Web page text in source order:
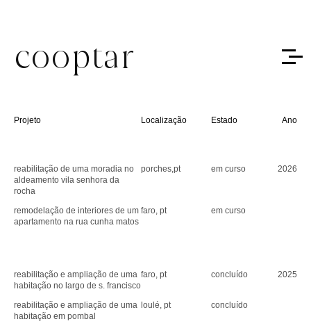
cooptar
Projeto Localização Estado Ano
reabilitação de uma moradia no
aldeamento vila senhora da
rocha
porches,pt em curso 2026
remodelação de interiores de um
apartamento na rua cunha matos
faro, pt em curso
reabilitação e ampliação de uma
habitação no largo de s. francisco
faro, pt concluído 2025
reabilitação e ampliação de uma
habitação em pombal
loulé, pt concluído